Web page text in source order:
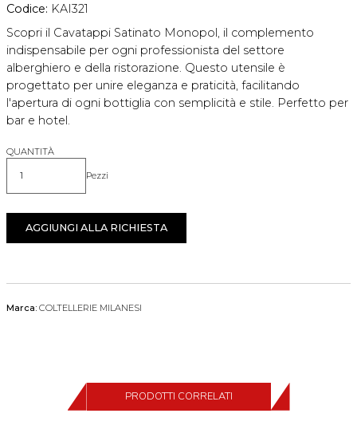
Codice: KAI321
Scopri il Cavatappi Satinato Monopol, il complemento
indispensabile per ogni professionista del settore
alberghiero e della ristorazione. Questo utensile è
progettato per unire eleganza e praticità, facilitando
l'apertura di ogni bottiglia con semplicità e stile. Perfetto per
bar e hotel.
QUANTITÀ
Quantità Pezzi
AGGIUNGI ALLA RICHIESTA
Marca: COLTELLERIE MILANESI
PRODOTTI CORRELATI